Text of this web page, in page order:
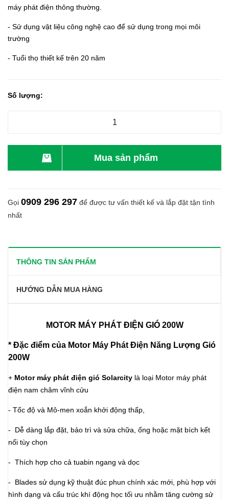
máy phát điện thông thường.
- Sử dụng vật liệu công nghệ cao để sử dụng trong mọi môi
trường
- Tuổi thọ thiết kế trên 20 năm
Số lượng:
Mua sản phẩm
Gọi 0909 296 297 để được tư vấn thiết kế và lắp đặt tận tình
nhất
THÔNG TIN SẢN PHẨM
HƯỚNG DẪN MUA HÀNG
MOTOR MÁY PHÁT ĐIỆN GIÓ 200W
* Đặc điểm của Motor Máy Phát Điện Năng Lượng Gió
200W
+ Motor máy phát điện gió Solarcity là loại Motor máy phát
điện nam châm vĩnh cửu
- Tốc độ và Mô-men xoắn khởi động thấp,
- Dễ dàng lắp đặt, bảo trì và sửa chữa, ống hoặc mặt bích kết
nối tùy chọn
- Thích hợp cho cả tuabin ngang và dọc
- Blades sử dụng kỹ thuật đúc phun chính xác mới, phù hợp với
hình dạng và cấu trúc khí động học tối ưu nhằm tăng cường sử